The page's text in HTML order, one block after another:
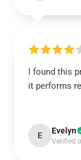
I found this
it performs
E Evelyn
Verified